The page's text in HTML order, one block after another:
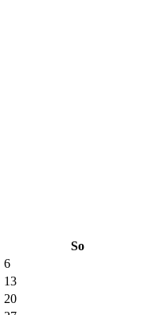
So
6
13
20